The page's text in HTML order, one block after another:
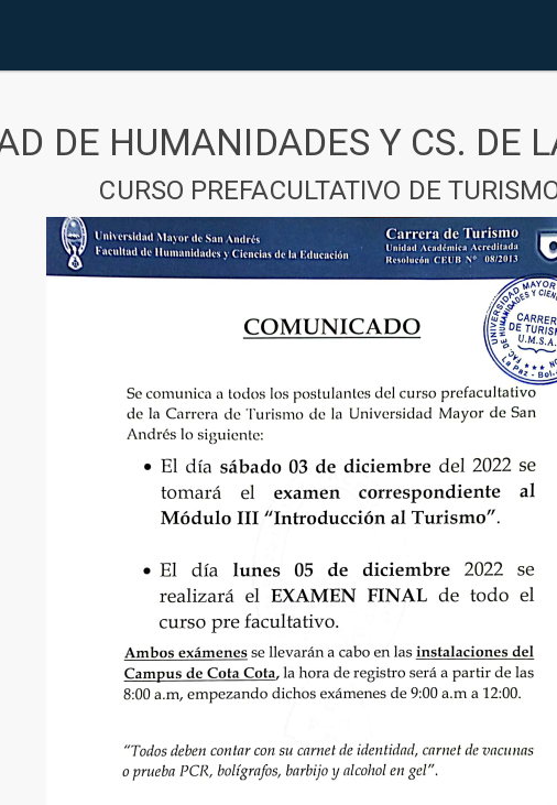
DE HUMANIDADES Y CS. DE
CURSO PREFACULTATIVO DE